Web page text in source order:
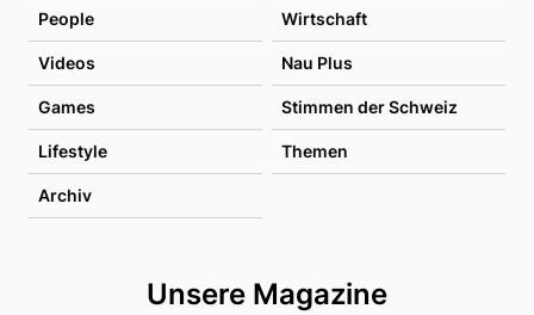
People Wirtschaft
Videos Nau Plus
Games Stimmen der Schweiz
Lifestyle Themen
Archiv
Unsere Magazine